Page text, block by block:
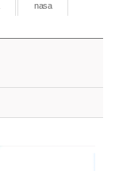
nasa